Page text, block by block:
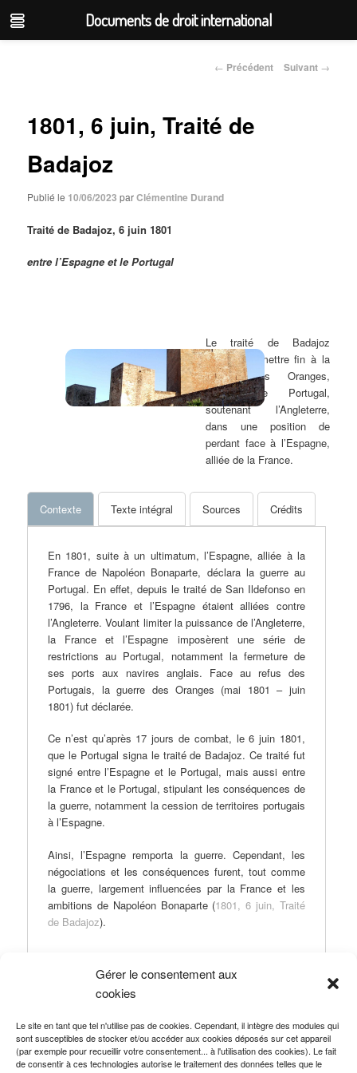
Gérer le consentement aux
cookies
Le site en tant que tel n'utilise pas de cookies. Cependant, il intègre des modules qui
sont susceptibles de stocker et/ou accéder aux cookies déposés sur cet appareil
(par exemple pour recueillir votre consentement... à l'utilisation des cookies). Le fait
de consentir à ces technologies autorise le traitement des données telles que le
Navigation
← Précédent Suivant →
1801, 6 juin, Traité de
Badajoz
Publié le 10/06/2023 parClémentine Durand
Traité de Badajoz, 6 juin 1801
entre l’Espagne et le Portugal
Le traité de Badajoz
permet de mettre fin à la
Guerre des Oranges,
plaçant le Portugal,
soutenant l’Angleterre,
dans une position de
perdant face à l’Espagne,
alliée de la France.
Contexte Texte intégral Sources Crédits
En 1801, suite à un ultimatum, l’Espagne, alliée à la
France de Napoléon Bonaparte, déclara la guerre au
Portugal. En effet, depuis le traité de San Ildefonso en
1796, la France et l’Espagne étaient alliées contre
l’Angleterre. Voulant limiter la puissance de l’Angleterre,
la France et l’Espagne imposèrent une série de
restrictions au Portugal, notamment la fermeture de
ses ports aux navires anglais. Face au refus des
Portugais, la guerre des Oranges (mai 1801 – juin
1801) fut déclarée.
Ce n’est qu’après 17 jours de combat, le 6 juin 1801,
que le Portugal signa le traité de Badajoz. Ce traité fut
signé entre l’Espagne et le Portugal, mais aussi entre
la France et le Portugal, stipulant les conséquences de
la guerre, notamment la cession de territoires portugais
à l’Espagne.
Ainsi, l’Espagne remporta la guerre. Cependant, les
négociations et les conséquences furent, tout comme
la guerre, largement influencées par la France et les
ambitions de Napoléon Bonaparte (1801, 6 juin, Traité
de Badajoz).
Ce contenu a été publié dans
impériale,Espagne,Portugal. Mettez-le en favori avec son
permalien.
Documents de droit international